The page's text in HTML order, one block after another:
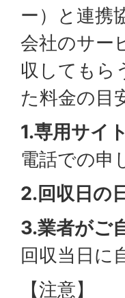
ー）と連携
会社のサー
収してもら
た料金の目
1.専用サイ
電話での申
2.回収日の
3.業者がご
回収当日に
【注意】